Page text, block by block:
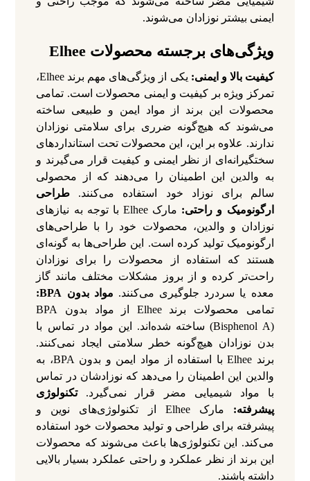
ایمنی بیشتر نوزادان می‌شوند.
ویژگی‌های برجسته محصولات Elhee
کیفیت بالا و ایمنی:
یکی از ویژگی‌های مهم برند Elhee،
تمرکز ویژه بر کیفیت و ایمنی محصولات است. تمامی
محصولات این برند از مواد ایمن و طبیعی ساخته
می‌شوند که هیچ‌گونه ضرری برای سلامتی نوزادان
ندارند. علاوه بر این، این محصولات تحت استانداردهای
سختگیرانه‌ای از نظر ایمنی و کیفیت قرار می‌گیرند و
به والدین این اطمینان را می‌دهند که از محصولی
سالم برای نوزاد خود استفاده می‌کنند.
طراحی
ارگونومیک و راحتی:
مارک Elhee با توجه به نیازهای
نوزادان و والدین، محصولات خود را با طراحی‌های
ارگونومیک تولید کرده است. این طراحی‌ها به گونه‌ای
هستند که استفاده از محصولات را برای نوزادان
راحت‌تر کرده و از بروز مشکلات مختلف مانند گاز
معده یا سردرد جلوگیری می‌کنند. مواد بدون BPA:
تمامی محصولات برند Elhee از مواد بدون BPA
(Bisphenol A) ساخته شده‌اند. این مواد در تماس با
بدن نوزادان هیچ‌گونه خطر سلامتی ایجاد نمی‌کنند.
برند Elhee با استفاده از مواد ایمن و بدون BPA، به
والدین این اطمینان را می‌دهد که نوزادشان در تماس
با مواد شیمیایی مضر قرار نمی‌گیرد.
تکنولوژی
پیشرفته:
مارک Elhee از تکنولوژی‌های نوین و
پیشرفته برای طراحی و تولید محصولات خود استفاده
می‌کند. این تکنولوژی‌ها باعث می‌شوند که محصولات
این برند از نظر عملکرد و راحتی عملکرد بسیار بالایی
داشته باشند.